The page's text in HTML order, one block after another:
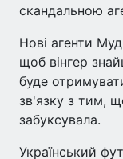
скандальною
Нові агенти
щоб вінгер
буде
зв'язку з тим,
забуксувала.
Український